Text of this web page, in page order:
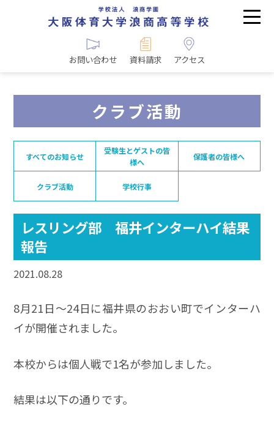
お問い合わせ 資料請求 アクセス
クラブ活動
すべてのお知らせ
受験生とゲストの皆
様へ
保護者の皆様へ
クラブ活動 学校行事
レスリング部 福井インターハイ結果
報告
2021.08.28
8月21日～24日に福井県のおおい町でインターハ
イが開催されました。
本校からは個人戦で1名が参加しました。
結果は以下の通りです。